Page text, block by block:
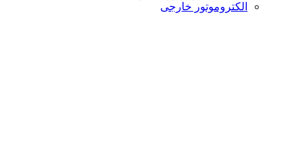
الکتروموتور خارجی